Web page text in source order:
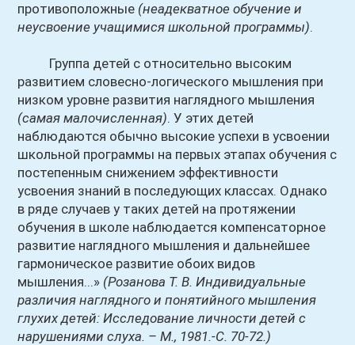
противоположные (неадекватное обучение и
неусвоение учащимися школьной программы).
Группа детей с относительно высоким
развитием словесно-логического мышления при
низком уровне развития наглядного мышления
(самая малочисленная). У этих детей
наблюдаются обычно высокие успехи в усвоении
школьной программы на первых этапах обучения с
постепенным снижением эффективности
усвоения знаний в последующих классах. Однако
в ряде случаев у таких детей на протяжении
обучения в школе наблюдается компенсаторное
развитие наглядного мышления и дальнейшее
гармоническое развитие обоих видов
мышления...» (Розанова Т. В. Индивидуальные
различия наглядного и понятийного мышления
глухих детей: Исследование личности детей с
нарушениями слуха. – М., 1981.-С. 70-72.)